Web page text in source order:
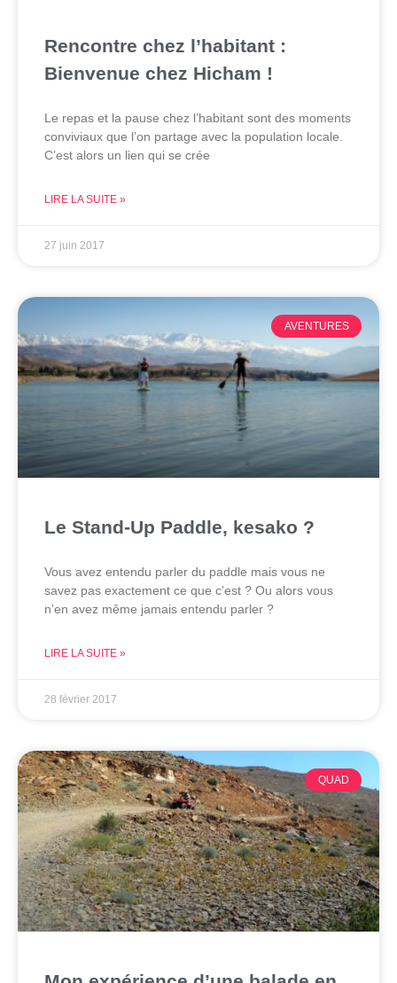
Rencontre chez l’habitant :
Bienvenue chez Hicham !
Le repas et la pause chez l’habitant sont des moments
conviviaux que l’on partage avec la population locale.
C’est alors un lien qui se crée
LIRE LA SUITE »
27 juin 2017
AVENTURES
Le Stand-Up Paddle, kesako ?
Vous avez entendu parler du paddle mais vous ne
savez pas exactement ce que c’est ? Ou alors vous
n’en avez même jamais entendu parler ?
LIRE LA SUITE »
28 février 2017
QUAD